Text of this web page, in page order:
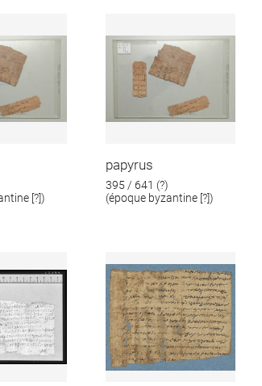
[?])
papyrus
395 / 641 (?)
(époque byzantine [?])